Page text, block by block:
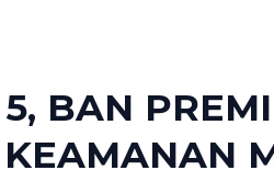
BAN